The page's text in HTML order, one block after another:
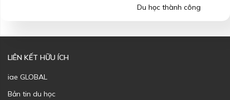
Du học thành công
LIÊN KẾT HỮU ÍCH
iae GLOBAL
Bản tin du học